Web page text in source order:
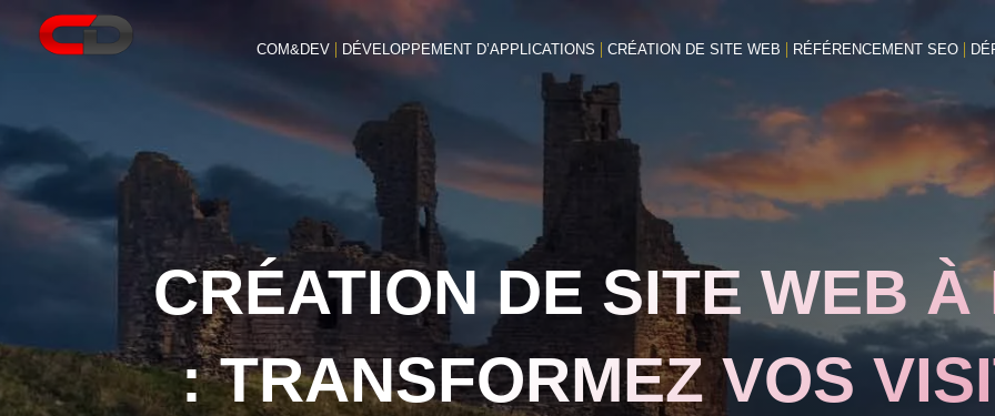
COM&DEV DÉVELOPPEMENT D’APPLICATIONS CRÉATION DE SITE WEB RÉFÉRENCEMENT SEO
CRÉATION DE SITE WEB
: TRANSFORMEZ VOS